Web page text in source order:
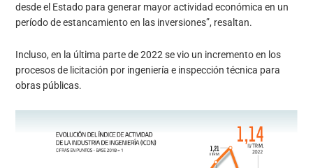
desde el Estado para generar mayor actividad económica en un
período de estancamiento en las inversiones”, resaltan.
Incluso, en la última parte de 2022 se vio un incremento en los
procesos de licitación por ingeniería e inspección técnica para
obras públicas.